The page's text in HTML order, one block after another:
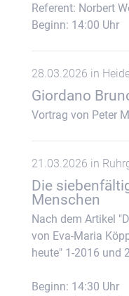
Referent: Norbert
Beginn: 14:00 Uhr
28.03.2026 in
Giordano
Vortrag von Peter
21.03.2026 in
Die
Menschen
Nach dem Artikel
von Eva-Maria
heute" 1-2016 und
Beginn: 14:30 Uhr